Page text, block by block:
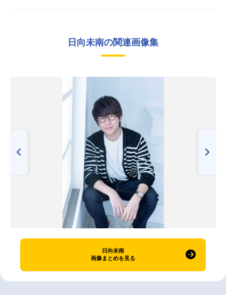
日向未南の関連画像集
日向未南
画像まとめを見る